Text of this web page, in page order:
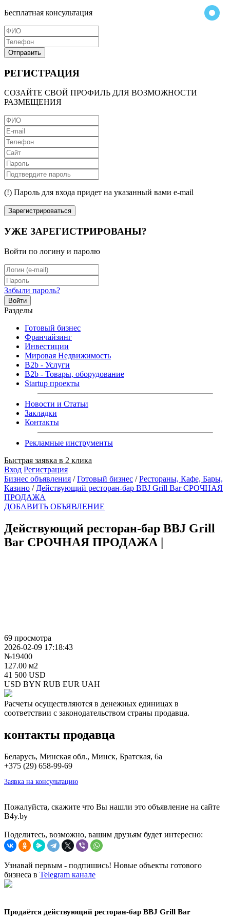
Бесплатная консультация
Отправить
РЕГИСТРАЦИЯ
СОЗАЙТЕ СВОЙ ПРОФИЛЬ ДЛЯ ВОЗМОЖНОСТИ
РАЗМЕЩЕНИЯ
(!) Пароль для входа придет на указанный вами e-mail
Зарегистрироваться
УЖЕ ЗАРЕГИСТРИРОВАНЫ?
Войти по логину и паролю
Забыли пароль?
Войти
Разделы
Готовый бизнес
Франчайзинг
Инвестиции
Мировая Недвижимость
B2b - Услуги
B2b - Товары, оборудование
Startup проекты
Новости и Статьи
Закладки
Контакты
Рекламные инструменты
Быстрая заявка в 2 клика
Вход Регистрация
Бизнес объявления /Готовый бизнес /Рестораны, Кафе, Бары,
Казино / Действующий ресторан-бар BBJ Grill Bar СРОЧНАЯ
ПРОДАЖА
ДОБАВИТЬ ОБЪЯВЛЕНИЕ
Действующий ресторан-бар BBJ Grill
Bar СРОЧНАЯ ПРОДАЖА |
69 просмотра
2026-02-09 17:18:43
№19400
127.00 м2
41 500 USD
USD BYN RUB EUR UAH
Расчеты осуществляются в денежных единицах в
соответствии с законодательством страны продавца.
контакты продавца
Беларусь, Минская обл., Минск, Братская, 6а
+375 (29) 658-99-69
Заявка на консультацию
Пожалуйста, скажите что Вы нашли это объявление на сайте
B4y.by
Поделитесь, возможно, вашим друзьям будет интересно:
Узнавай первым - подпишись! Новые объекты готового
бизнеса в Telegram канале
Продаётся действующий ресторан-бар BBJ Grill Bar